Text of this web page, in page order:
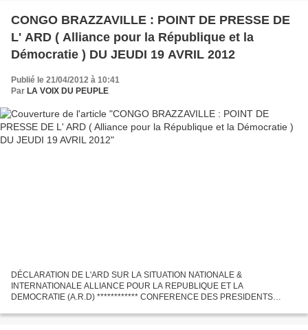
CONGO BRAZZAVILLE : POINT DE PRESSE DE
L' ARD ( Alliance pour la République et la
Démocratie ) DU JEUDI 19 AVRIL 2012
Publié le 21/04/2012 à 10:41
Par LA VOIX DU PEUPLE
DÉCLARATION DE L'ARD SUR LA SITUATION NATIONALE &
INTERNATIONALE ALLIANCE POUR LA REPUBLIQUE ET LA
DEMOCRATIE (A.R.D) ************ CONFERENCE DES PRESIDENTS
de l’Alliance pour...